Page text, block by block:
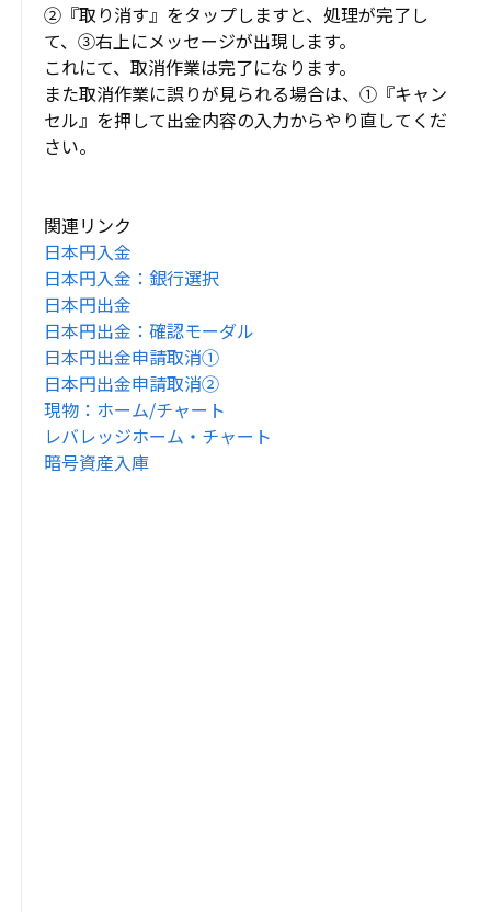
②『取り消す』をタップしますと、処理が完了し
て、③右上にメッセージが出現します。
これにて、取消作業は完了になります。
また取消作業に誤りが見られる場合は、①『キャン
セル』を押して出金内容の入力からやり直してくだ
さい。
関連リンク
日本円入金
日本円入金：銀行選択
日本円出金
日本円出金：確認モーダル
日本円出金申請取消①
日本円出金申請取消②
現物：ホーム/チャート
レバレッジホーム・チャート
暗号資産入庫